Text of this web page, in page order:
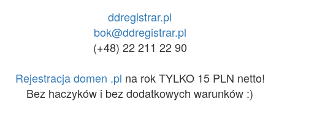
ddregistrar.pl
bok@ddregistrar.pl
(+48) 22 211 22 90
Rejestracja domen .pl na rok TYLKO 15 PLN netto!
Bez haczyków i bez dodatkowych warunków :)